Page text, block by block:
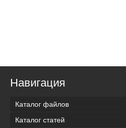
Навигация
Каталог файлов
Каталог статей